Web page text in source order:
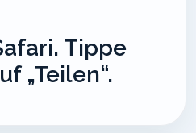
Tippe
„Teilen“.